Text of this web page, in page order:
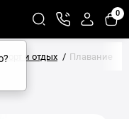
0
и отдых Плавание